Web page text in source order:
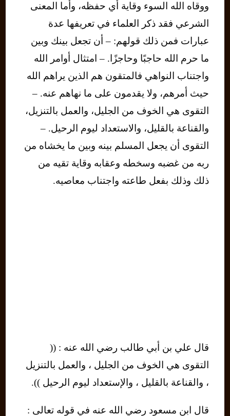
ووقاه الله السوء وقاية أي حفظه، وأما المعنى
الشرعي فقد ذكر العلماء في تعريفها عدة
عبارات فمن ذلك قولهم: – أن تجعل بينك وبين
ما حرم الله حاجبًا وحاجزًا. – امتثال أوامر الله
واجتناب النواهي فالمتقون هم الذين يراهم الله
حيث أمرهم، ولا يقدمون على ما نهاهم عنه. –
التقوى هي الخوف من الجليل، والعمل بالتنزيل،
والقناعة بالقليل، والاستعداد ليوم الرحيل. –
التقوى أن يجعل المسلم بينه وبين ما يخشاه من
ربه من غضبه وسخطه وعقابه وقاية تقيه من
ذلك وذلك بفعل طاعته واجتناب معاصيه.
قال علي بن أبي طالب رضي الله عنه : ((
التقوى هي الخوف من الجليل ، والعمل بالتنزيل
، والقناعة بالقليل ، والإستعداد ليوم الرحيل )).
قال ابن مسعود رضي الله عنه في قوله تعالى :